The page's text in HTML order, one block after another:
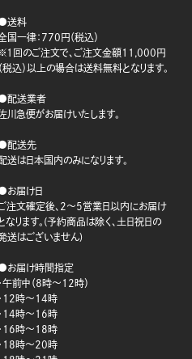
送料
国一律：770円（税込）
回のご注文で、ご注文金額11,000円
（税込）以上の場合は送料無料となります。
配送業者
川急便がお届けいたします。
配送先
送は日本国内のみになります。
お届け日
注文確定後、2～5営業日以内にお届け
なります。(予約商品は除く、土日祝日の
送はございません)
お届け時間指定
・午前中（8時～12時）
・12時～14時
・14時～16時
・16時～18時
・18時～20時